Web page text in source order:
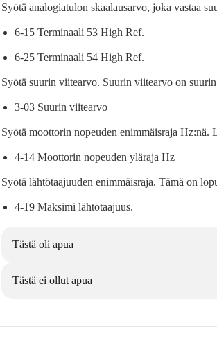
Syötä analogiatulon skaalausarvo, joka vastaa
6-15 Terminaali 53 High Ref.
6-25 Terminaali 54 High Ref.
Syötä suurin viitearvo. Suurin viitearvo on
3-03 Suurin viitearvo
Syötä moottorin nopeuden enimmäisraja Hz:nä.
4-14 Moottorin nopeuden yläraja Hz
Syötä lähtötaajuuden enimmäisraja. Tämä on
4-19 Maksimi lähtötaajuus.
Tästä oli apua
Tästä ei ollut apua